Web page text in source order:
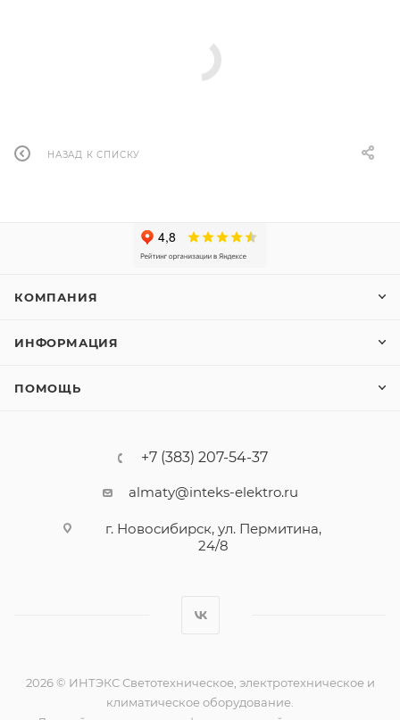
НАЗАД К СПИСКУ
КОМПАНИЯ
ИНФОРМАЦИЯ
ПОМОЩЬ
+7 (383) 207-54-37
almaty@inteks-elektro.ru
г. Новосибирск, ул. Пермитина,
24/8
2026 © ИНТЭКС Светотехническое, электротехническое и
климатическое оборудование.